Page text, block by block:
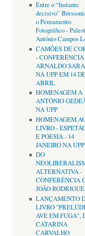
Entre o “Instante
decisivo”
o Pensamento
Fotográfico -
António Campos
CAMÕES DE
-
ARNALDO
NA UPP EM 14
ABRIL
HOMENAGEM A
ANTÓNIO
NA UPP
HOMENAGEM
LIVRO -
E POESIA - 14
JANEIRO NA UPP
DO
ALTERNATIVA -
CONFERÊNCIA
JOÃO
LANÇAMENTO
LIVRO
AVE EM FUGA",
CATARINA
CARVALHO